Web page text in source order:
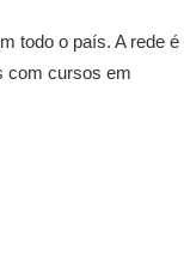
todo o país. A rede é
com cursos em